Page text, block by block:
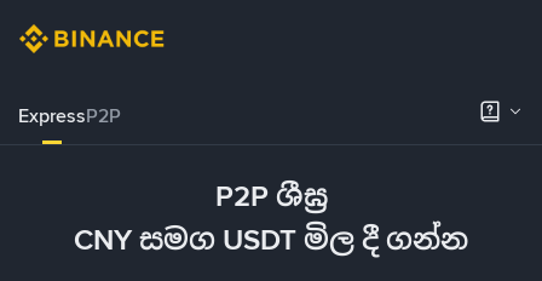
ExpressP2P
P2P ශීඝ්‍ර
CNY සමග USDT මිල දී ගන්න